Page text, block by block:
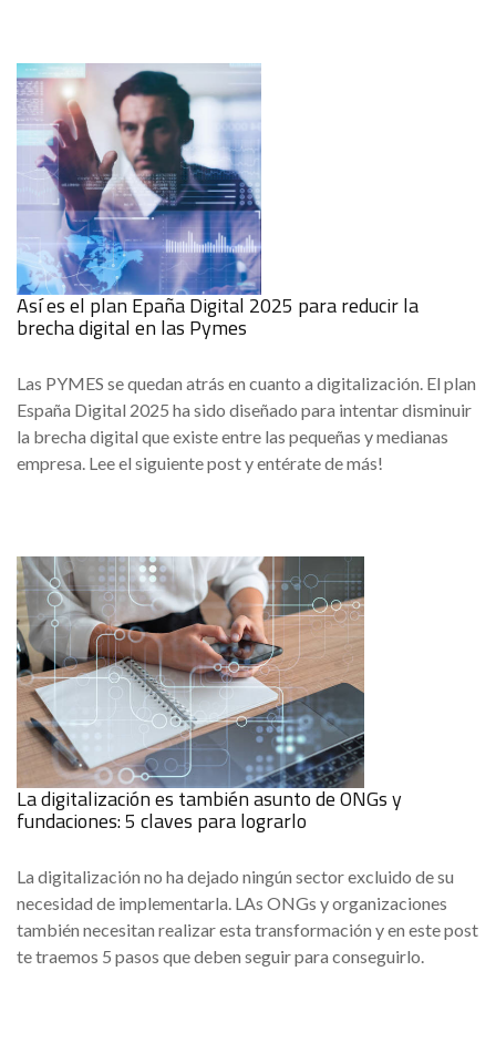
Así es el plan Epaña Digital 2025 para reducir la
brecha digital en las Pymes
Las PYMES se quedan atrás en cuanto a digitalización. El plan
España Digital 2025 ha sido diseñado para intentar disminuir
la brecha digital que existe entre las pequeñas y medianas
empresa. Lee el siguiente post y entérate de más!
La digitalización es también asunto de ONGs y
fundaciones: 5 claves para lograrlo
La digitalización no ha dejado ningún sector excluido de su
necesidad de implementarla. LAs ONGs y organizaciones
también necesitan realizar esta transformación y en este post
te traemos 5 pasos que deben seguir para conseguirlo.